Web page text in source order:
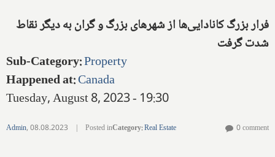
فرار بزرگ کانادایی‌ها از شهرهای بزرگ و گران به دیگر نقاط
شدت گرفت
Sub-Category:Property
Happened at:Canada
Tuesday, August 8, 2023 - 19:30
Admin,08.08.2023 | Posted inCategory:Real Estate 0 comment